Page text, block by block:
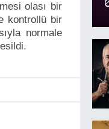
olası bir
kontrollü bir
normale